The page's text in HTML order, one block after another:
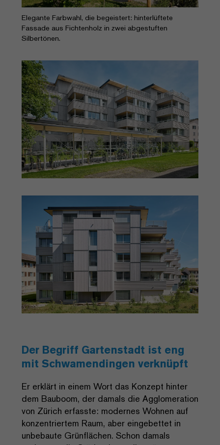
Elegante Farbwahl, die begeistert: hinterlüftete
Fassade aus Fichtenholz in zwei abgestuften
Silbertönen.
Der Begriff Gartenstadt ist eng
mit Schwamendingen verknüpft
Er erklärt in einem Wort das Konzept hinter
dem Bauboom, der damals die Agglomeration
von Zürich erfasste: modernes Wohnen auf
konzentriertem Raum, aber eingebettet in
unbebaute Grünflächen. Schon damals